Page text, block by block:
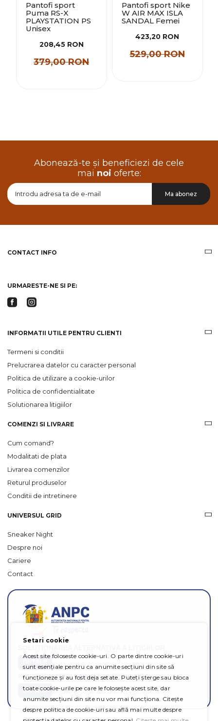
Pantofi sport
Puma RS-X
PLAYSTATION PS
Unisex
208,45 RON
379,00 RON
Pantofi sport Nike
W AIR MAX ISLA
SANDAL Femei
423,20 RON
529,00 RON
Abonează-te și beneficiezi de cele
mai noi oferte:
sa
informatii
Ma abonez
CONTACT INFO
URMARESTE-NE SI PE:
INFORMATII UTILE PENTRU CLIENTI
Termeni si conditii
Prelucrarea datelor cu caracter personal
Politica de utilizare a cookie-urilor
Politica de confidentialitate
Solutionarea litigiilor
COMENZI SI LIVRARE
Cum comand?
Modalitati de plata
Livrarea comenzilor
Returul produselor
Conditii de intretinere
UNIVERSUL GRID
Sneaker Night
Despre noi
Cariere
Contact
SOLUȚIONAREA ONLINE A LITIGIILOR
DETALII
Setari cookie
Acest site foloseste cookie-uri. O parte dintre cookie-uri
sunt esențiale pentru ca anumite secțiuni din site să
funcționeze și au fost deja setate. Puteți șterge sau bloca
toate cookie-urile pe care le folosește acest site, dar
anumite secțiuni din site nu vor mai funcționa. Citește
despre politica de cookie-uri sau află mai multe despre